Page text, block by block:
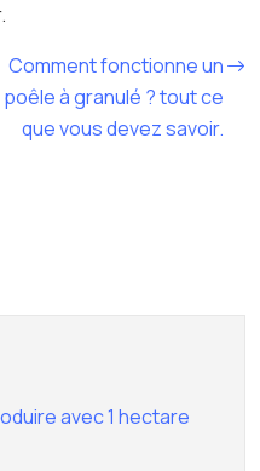
Comment fonctionne un
poêle à granulé ? tout ce
que vous devez savoir.
avec 1 hectare